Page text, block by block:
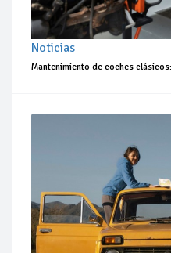
Noticias
Mantenimiento de coches